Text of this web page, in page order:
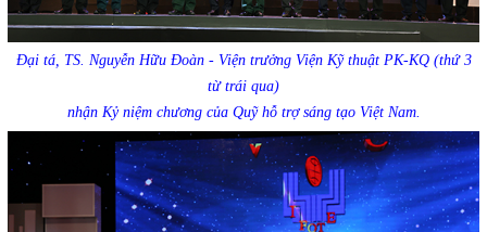
Đại tá, TS. Nguyễn Hữu Đoàn - Viện trưởng Viện Kỹ thuật PK-KQ (thứ 3
từ trái qua)
nhận Kỷ niệm chương của Quỹ hỗ trợ sáng tạo Việt Nam.